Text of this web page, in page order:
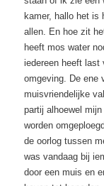
kamer, hallo het is
allen. En hoe zit
heeft mos water
iedereen heeft last
omgeving. De ene
muisvriendelijke
partij alhoewel
worden
de oorlog tussen
was vandaag bij
door een muis en